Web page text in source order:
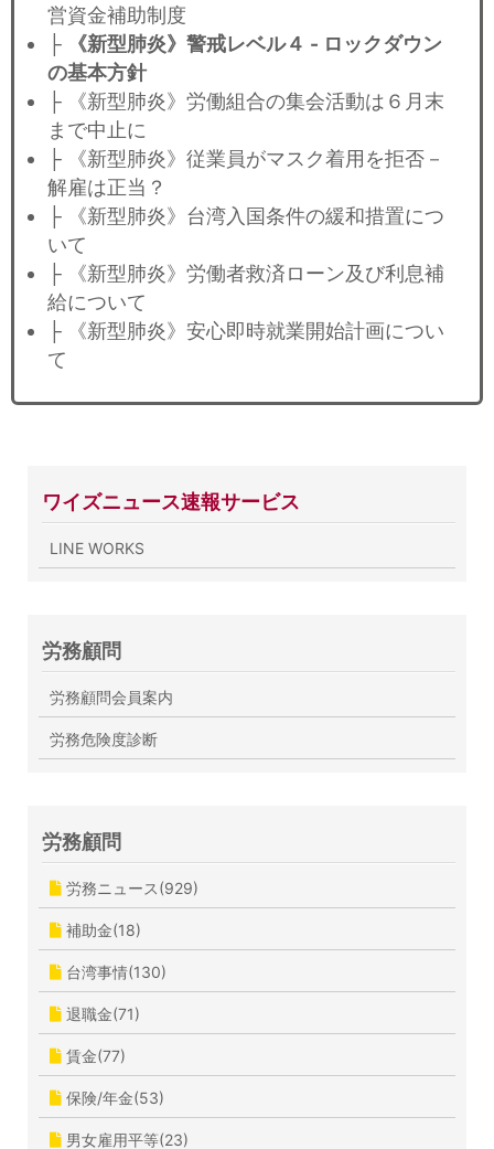
営資金補助制度
├
《新型肺炎》警戒レベル４ - ロックダウン
の基本方針
├ 《新型肺炎》労働組合の集会活動は６月末
まで中止に
├ 《新型肺炎》従業員がマスク着用を拒否－
解雇は正当？
├ 《新型肺炎》台湾入国条件の緩和措置につ
いて
├ 《新型肺炎》労働者救済ローン及び利息補
給について
├ 《新型肺炎》安心即時就業開始計画につい
て
ワイズニュース速報サービス
LINE WORKS
労務顧問
労務顧問会員案内
労務危険度診断
労務顧問
労務ニュース(929)
補助金(18)
台湾事情(130)
退職金(71)
賃金(77)
保険/年金(53)
男女雇用平等(23)